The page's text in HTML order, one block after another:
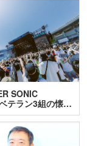
SONIC
テラン3組の懐…